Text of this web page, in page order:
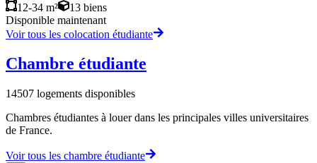
12-34 m²
13 biens
Disponible maintenant
Voir tous les colocation étudiante
Chambre étudiante
14507 logements disponibles
Chambres étudiantes à louer dans les principales villes universitaires
de France.
Voir tous les chambre étudiante